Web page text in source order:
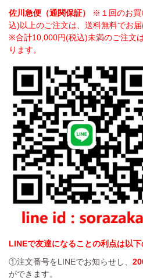
佐川急便（通関保証）
※１回のお買
込)以上のご注文は、送料無料でお届
※合計10,000円(税込)未満のご注文
ります。
LINEで友達になることの利点は以下
①注文番号をLINEでお知らせし、
ができます。